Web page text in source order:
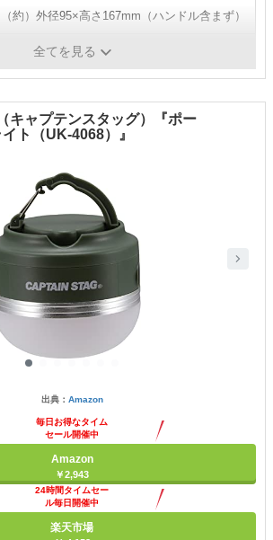
（約）外径95×高さ167mm（ハンドル含まず）
（約）200g全てを見る
キャプテンスタッグ）『ポー
ト（UK-4068）』
出典： Amazon
毎日お得なタイム
セール開催中
Amazon
￥2,943
24時間タイムセー
ル毎日開催中
楽天市場